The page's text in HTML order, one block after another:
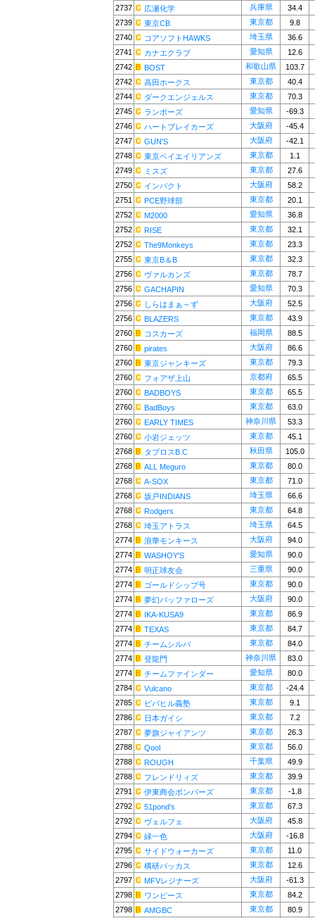
2737
広瀬化学 兵庫県
34.4
2739
東京CB 東京都
9.8
2740
コアソフトHAWKS 埼玉県
36.6
2741
カナエクラブ 愛知県
12.6
2742
BOST 和歌山県
103.7
2742
高田ホークス 東京都
40.4
2744
ダークエンジェルス 東京都
70.3
2745
ランボーズ 愛知県
-69.3
2746
ハートブレイカーズ 大阪府
-45.4
2747
GUN'S 大阪府
-42.1
2748
東京ベイエイリアンズ 東京都
1.1
2749
ミスズ 東京都
27.6
2750
インパクト 大阪府
58.2
2751
PCE野球部 東京都
20.1
2752
M2000 愛知県
36.8
2752
RISE 東京都
32.1
2752
The9Monkeys 東京都
23.3
2755
東京B＆B 東京都
32.3
2756
ヴァルカンズ 東京都
78.7
2756
GACHAPIN 愛知県
70.3
2756
しらはまぁ～ず 大阪府
52.5
2756
BLAZERS 東京都
43.9
2760
コスカーズ 福岡県
88.5
2760
pirates 大阪府
86.6
2760
東京ジャンキーズ 東京都
79.3
2760
フォアザ上山 京都府
65.5
2760
BADBOYS 東京都
65.5
2760
BadBoys 東京都
63.0
2760
EARLY TIMES 神奈川県
53.3
2760
小岩ジェッツ 東京都
45.1
2768
タブロスB.C 秋田県
105.0
2768
ALL Meguro 東京都
80.0
2768
A-SOX 東京都
71.0
2768
坂戸INDIANS 埼玉県
66.6
2768
Rodgers 東京都
64.8
2768
埼玉アトラス 埼玉県
64.5
2774
浪華モンキース 大阪府
94.0
2774
WASHOY'S 愛知県
90.0
2774
明正球友会 三重県
90.0
2774
ゴールドシップ号 東京都
90.0
2774
夢幻バッファローズ 大阪府
90.0
2774
IKA-KUSA9 東京都
86.9
2774
TEXAS 東京都
84.7
2774
チームシルバ 東京都
84.0
2774
登龍門 神奈川県
83.0
2774
チームファインダー 愛知県
80.0
2784
Vulcano 東京都
-24.4
2785
ビバヒル義塾 東京都
9.1
2786
日本ガイシ 東京都
7.2
2787
夢旗ジャイアンツ 東京都
26.3
2788
Qool 東京都
56.0
2788
ROUGH 千葉県
49.9
2788
フレンドリィズ 東京都
39.9
2791
伊東商会ボンバーズ 東京都
-1.8
2792
51pond's 東京都
67.3
2792
ヴェルフェ 大阪府
45.8
2794
緑一色 大阪府
-16.8
2795
サイドウォーカーズ 東京都
11.0
2796
構研バッカス 東京都
12.6
2797
MFVレジナーズ 大阪府
-61.3
2798
ワンピース 東京都
84.2
2798
AMGBC 東京都 80.9